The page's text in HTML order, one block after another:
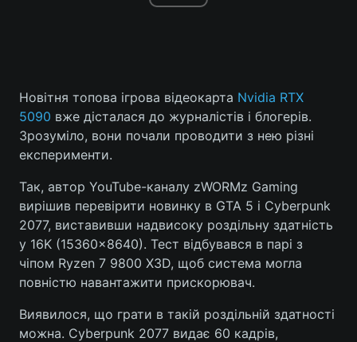
Головна Війна
Україна Політика
Світ
Спорт Наука
Техно і зв'язок Лайт
Зброя Інциденти
Здоров'я Туризм
Новітня топова ігрова відеокарта Nvidia RTX
5090 вже дісталася до журналістів і блогерів.
Зрозуміло, вони почали проводити з нею різні
експерименти.
Так, автор YouTube-каналу zWORMz Gaming
вирішив перевірити новинку в GTA 5 і Cyberpunk
2077, виставивши надвисоку роздільну здатність
у 16K (15360x8640). Тест відбувався в парі з
чіпом Ryzen 7 9800 X3D, щоб система могла
повністю навантажити прискорювач.
Виявилося, що грати в такій роздільній здатності
можна. Cyberpunk 2077 видає 60 кадрів,